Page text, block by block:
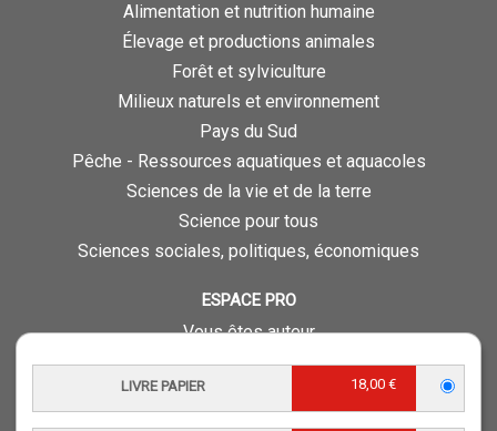
LIVRE PAPIER 18,00 €
Alimentation et nutrition humaine
Élevage et productions animales
Forêt et sylviculture
Milieux naturels et environnement
Pays du Sud
Pêche - Ressources aquatiques et aquacoles
Sciences de la vie et de la terre
Science pour tous
Sciences sociales, politiques, économiques
ESPACE PRO
Vous êtes auteur
Vous êtes journaliste
Vous êtes libraire